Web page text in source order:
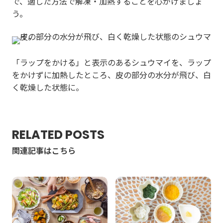
う。
「ラップをかける」と表示のあるシュウマイを、ラップ
をかけずに加熱したところ、皮の部分の水分が飛び、白
く乾燥した状態に。
RELATED POSTS
関連記事はこちら